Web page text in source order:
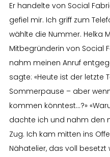
Er handelte von Social
gefiel mir. Ich griff zum
wählte die Nummer. Helka
Mitbegründerin von Social
nahm meinen Anruf
sagte: «Heute ist der letzte
Sommerpause – aber
kommen könntest…?»
dachte ich und nahm den
Zug. Ich kam mitten ins
Nähatelier, das voll besetzt